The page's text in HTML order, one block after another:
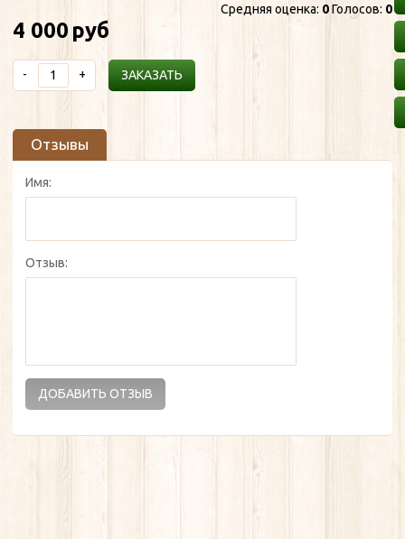
Средняя оценка: 0Голосов: 0
4 000 руб
- + ЗАКАЗАТЬ
Отзывы
Имя:
Отзыв: